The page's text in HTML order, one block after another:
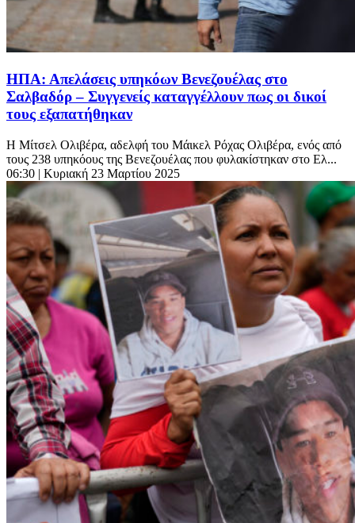
ΗΠΑ: Απελάσεις υπηκόων Βενεζουέλας στο
Σαλβαδόρ – Συγγενείς καταγγέλλουν πως οι δικοί
τους εξαπατήθηκαν
Η Μίτσελ Ολιβέρα, αδελφή του Μάικελ Ρόχας Ολιβέρα, ενός από
τους 238 υπηκόους της Βενεζουέλας που φυλακίστηκαν στο Ελ...
06:30 | Κυριακή 23 Μαρτίου 2025